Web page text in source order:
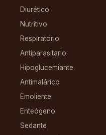
Diurético
Nutritivo
Respiratorio
Antiparasitario
Hipoglucemiante
Antimalárico
Emoliente
Enteógeno
Sedante